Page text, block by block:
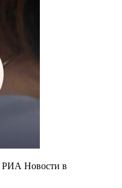
РИА Новости в